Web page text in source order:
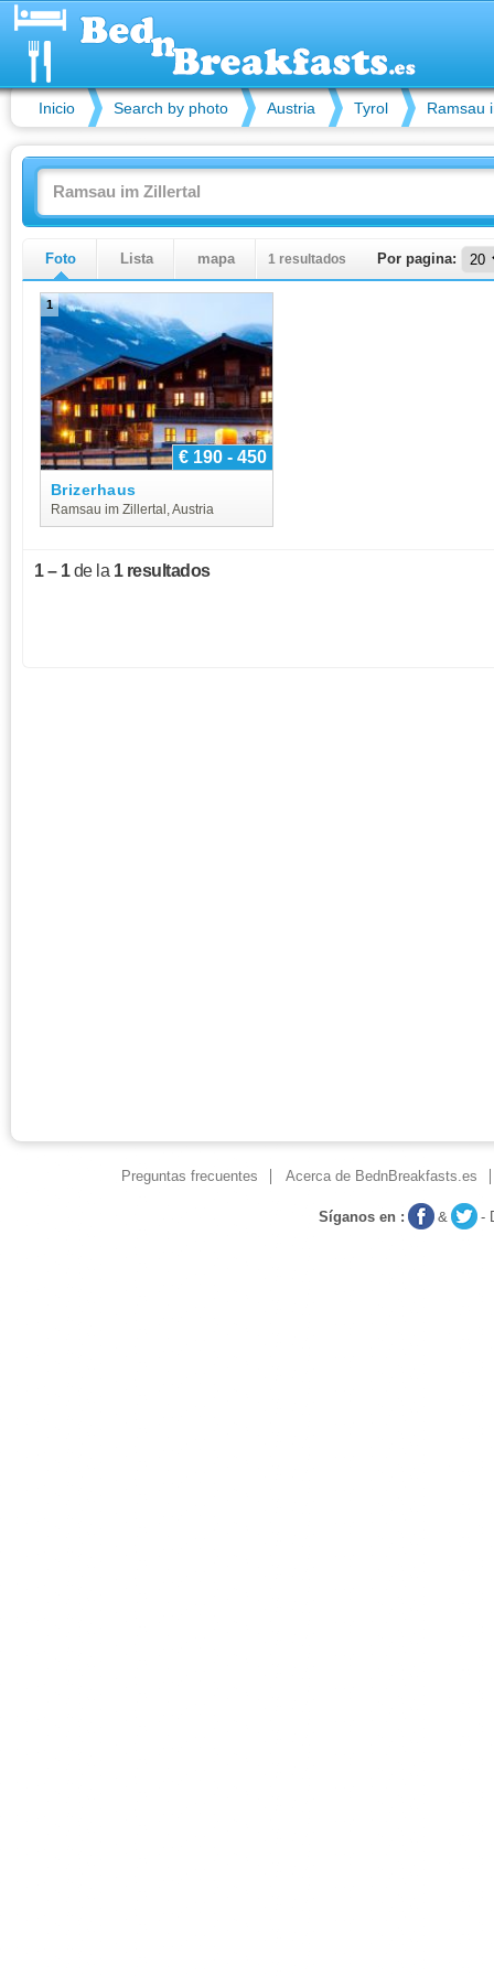
Inicio Search by photo Austria Tyrol Ramsau
Foto Lista mapa 1 resultados Por pagina:
1
€ 190 - 450
Brizerhaus
Ramsau im Zillertal, Austria
1 – 1de la 1 resultados
Preguntas frecuentes Acerca de BednBreakfasts.es
Síganos en : & -